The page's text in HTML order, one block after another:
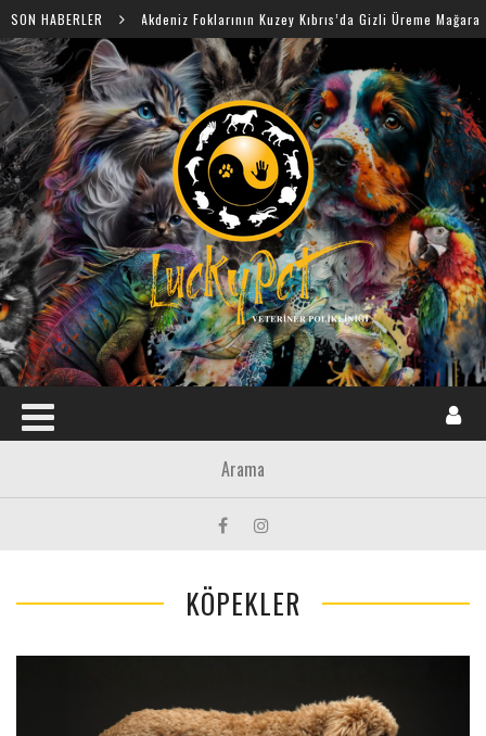
SON HABERLER
Akdeniz Foklarının Kuzey Kıbrıs’da Gizli Üreme Mağaraları Keşfedildi
KÖPEKLER